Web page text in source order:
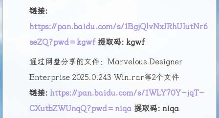
链接:
https://pan.baidu.com/s/1BgjQlvNxJRhUIutNr6
seZQ?pwd=kgwf提取码: kgwf
通过网盘分享的文件：Marvelous Designer
Enterprise 2025.0.243 Win.rar等2个文件
链接: https://pan.baidu.com/s/1WLY70Y-jqT-
CXutbZWUnqQ?pwd=niqa 提取码: niqa